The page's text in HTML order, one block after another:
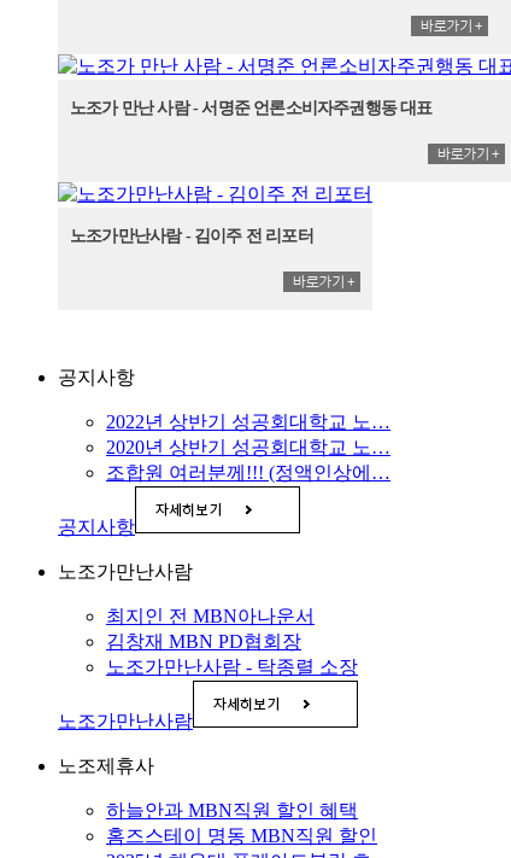
노조가 만난 사람 - 서명준 언론소비자주권행동 대표
노조가만난사람 - 김이주 전 리포터
공지사항
2022년 상반기 성공회대학교 노…
2020년 상반기 성공회대학교 노…
조합원 여러분께!!! (정액인상에…
공지사항
노조가만난사람
최지인 전 MBN아나운서
김창재 MBN PD협회장
노조가만난사람 - 탁종렬 소장
노조가만난사람
노조제휴사
하늘안과 MBN직원 할인 혜택
홈즈스테이 명동 MBN직원 할인